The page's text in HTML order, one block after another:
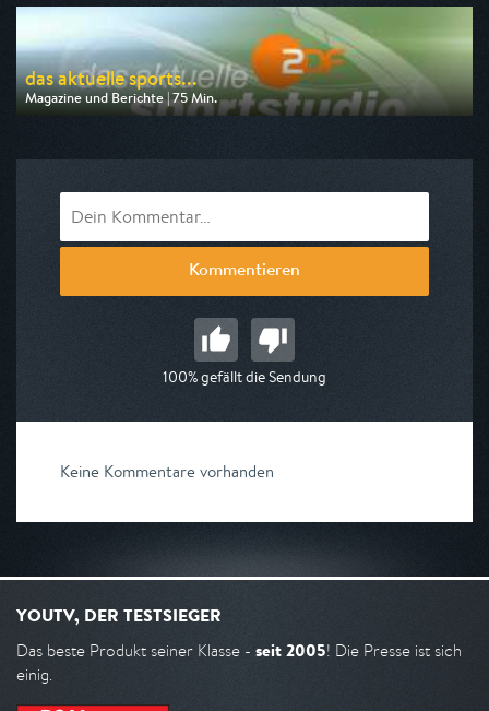
am 09.08.2026, 21:45
das aktuelle sports...
Magazine und Berichte | 75 Min.
Ausgestrahlt von ZDF
Kommentieren
100% gefällt die Sendung
Keine Kommentare vorhanden
YOUTV, DER TESTSIEGER
Das beste Produkt seiner Klasse - seit 2005! Die Presse ist sich
einig.